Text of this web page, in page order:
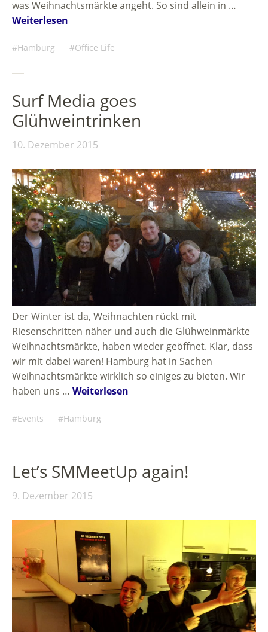
was Weihnachtsmärkte angeht. So sind allein in …
Weiterlesen
Hamburg Office Life
Surf Media goes
Glühweintrinken
10. Dezember 2015
Der Winter ist da, Weihnachten rückt mit
Riesenschritten näher und auch die Glühweinmärkte
Weihnachtsmärkte, haben wieder geöffnet. Klar, dass
wir mit dabei waren! Hamburg hat in Sachen
Weihnachtsmärkte wirklich so einiges zu bieten. Wir
haben uns … Weiterlesen
Events Hamburg
Let’s SMMeetUp again!
9. Dezember 2015